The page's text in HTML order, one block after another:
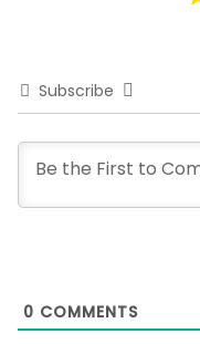
Subscribe
0 COMMENTS